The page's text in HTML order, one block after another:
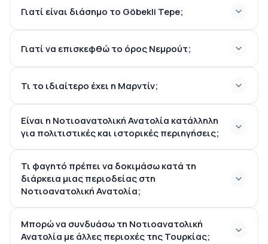
Γιατί είναι διάσημο το Göbekli Tepe;
Γιατί να επισκεφθώ το όρος Νεμρούτ;
Τι το ιδιαίτερο έχει η Μαρντίν;
Είναι η Νοτιοανατολική Ανατολία κατάλληλη
για πολιτιστικές και ιστορικές περιηγήσεις;
Τι φαγητό πρέπει να δοκιμάσω κατά τη
διάρκεια μιας περιοδείας στη
Νοτιοανατολική Ανατολία;
Μπορώ να συνδυάσω τη Νοτιοανατολική
Ανατολία με άλλες περιοχές της Τουρκίας;